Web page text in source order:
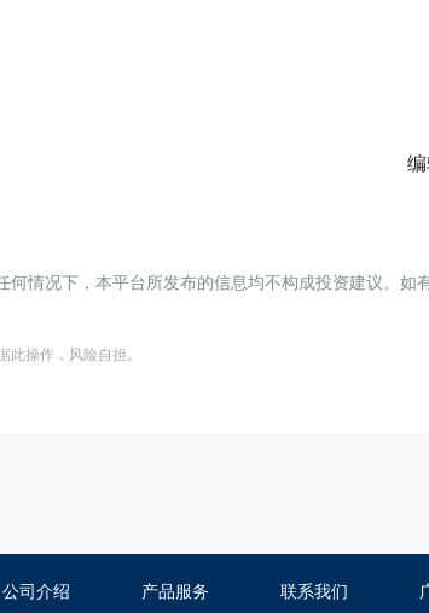
情况下，本平台所发布的信息均不构成投资建议。如
操作，风险自担。
公司介绍 产品服务 联系我们